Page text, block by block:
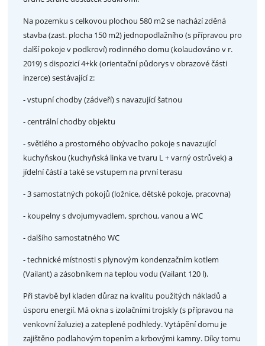
Na pozemku s celkovou plochou 580 m2 se nachází zděná
stavba (zast. plocha 150 m2) jednopodlažního (s přípravou pro
další pokoje v podkroví) rodinného domu (kolaudováno v r.
2019) s dispozicí 4+kk (orientační půdorys v obrazové části
inzerce) sestávající z:
- vstupní chodby (zádveří) s navazující šatnou
- centrální chodby objektu
- světlého a prostorného obývacího pokoje s navazující
kuchyňskou (kuchyňská linka ve tvaru L + varný ostrůvek) a
jídelní částí a také se vstupem na první terasu
- 3 samostatných pokojů (ložnice, dětské pokoje, pracovna)
- koupelny s dvojumyvadlem, sprchou, vanou a WC
- dalšího samostatného WC
- technické místnosti s plynovým kondenzačním kotlem
(Vailant) a zásobníkem na teplou vodu (Vailant 120 l).
Při stavbě byl kladen důraz na kvalitu použitých nákladů a
úsporu energií. Má okna s izolačními trojskly (s přípravou na
venkovní žaluzie) a zateplené podhledy. Vytápění domu je
zajištěno podlahovým topením a krbovými kamny. Díky tomu